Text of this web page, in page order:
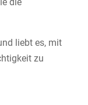
liebt es, mit
zu